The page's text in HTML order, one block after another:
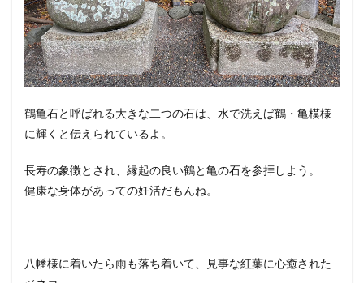
鶴亀石と呼ばれる大きな二つの石は、水で洗えば鶴・亀模様
に輝くと伝えられているよ。
長寿の象徴とされ、縁起の良い鶴と亀の石を参拝しよう。
健康な身体があっての妊活だもんね。
八幡様に着いたら雨も落ち着いて、見事な紅葉に心癒された